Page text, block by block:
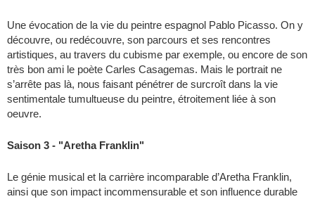
Une évocation de la vie du peintre espagnol Pablo Picasso. On y
découvre, ou redécouvre, son parcours et ses rencontres
artistiques, au travers du cubisme par exemple, ou encore de son
très bon ami le poète Carles Casagemas. Mais le portrait ne
s’arrête pas là, nous faisant pénétrer de surcroît dans la vie
sentimentale tumultueuse du peintre, étroitement liée à son
oeuvre.
Saison 3 - "Aretha Franklin"
Le génie musical et la carrière incomparable d’Aretha Franklin,
ainsi que son impact incommensurable et son influence durable